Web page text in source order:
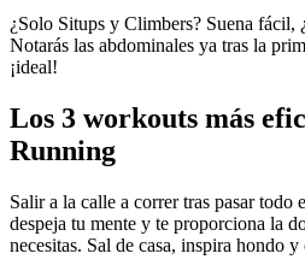
¿Solo Situps y Climbers? Suena fácil,
Notarás las abdominales ya tras la
¡ideal!
Los 3 workouts más
Running
Salir a la calle a correr tras pasar
despeja tu mente y te proporciona la
necesitas. Sal de casa, inspira hondo y